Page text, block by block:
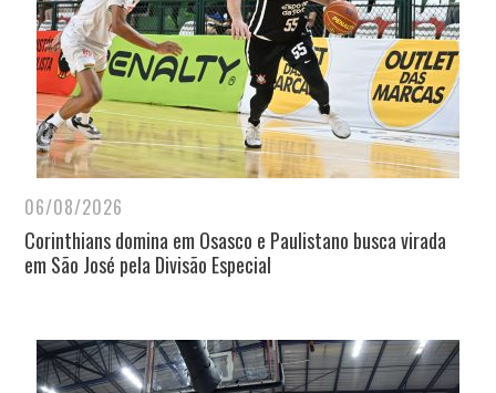
06/08/2026
Corinthians domina em Osasco e Paulistano busca virada
em São José pela Divisão Especial